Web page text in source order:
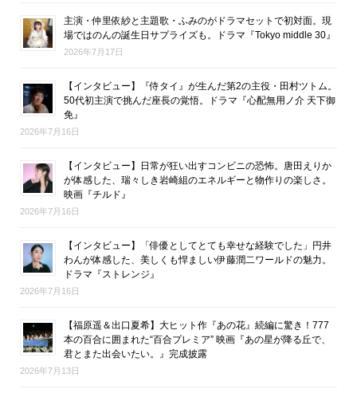
主演・仲里依紗と主題歌・ふみのがドラマセットで初対面。現
場ではのんの誕生日サプライズも。ドラマ『Tokyo middle 30』
2026年7月17日
【インタビュー】『侍タイ』が生んだ第2の主役・田村ツトム。
50代初主演で挑んだ座長の覚悟。ドラマ『心配無用ノ介 天下御
免』
2026年7月16日
【インタビュー】日常が狂い出すコンビニの恐怖。唐田えりか
が体感した、瑞々しき岩崎組のエネルギーと物作りの楽しさ。
映画『チルド』
2026年7月16日
【インタビュー】「俳優としてとても幸せな経験でした」円井
わんが体感した、美しくも悍ましい伊藤潤二ワールドの魅力。
ドラマ『ストレンジ』
2026年7月16日
【福原遥＆出口夏希】大ヒット作『あの花』続編に驚き！777
本の百合に囲まれた“百合プレミア” 映画『あの星が降る丘で、
君とまた出会いたい。』完成披露
2026年7月13日